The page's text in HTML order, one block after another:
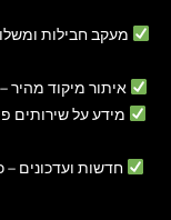
מעקב חבילות
איתור מיקוד מהיר–
מידע על שירותים
חדשות ועדכונים –